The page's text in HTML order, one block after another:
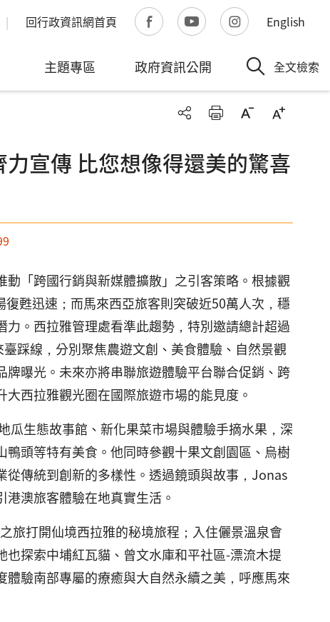
回行政資訊網首頁 English
主題專區 政府資訊公開 全文檢索
宣傳 比您想像得還美的驚喜
「跨國行銷與新媒體擴散」之引客策略。根據觀
甦迅速；而馬來西亞旅客則突破近50萬人次，穩
。西拉雅管理處看準此趨勢，特別邀請總計超過
踩線，分別聚焦農遊文創、美食體驗、自然景觀
曝光。未來亦將串聯旅遊體驗平台聯合促銷、跨
西拉雅觀光圈在國際旅遊市場的能見度。
瓜生態故事館、新化果菜市場與體驗手摘水果，深
頭等特有美食。他同時參觀十果文創園區、烏樹
傳統到創新的多樣性。透過鏡頭與故事，Jonas
澳旅客體驗在地真實生活。
旅打開仙境西拉雅的秘境旅程；入住儷景溫泉會
探索中埔紅瓦貓、曾文水庫和平社區-漂流木提
驗南部專屬的療癒與大自然永續之美，呼應馬來